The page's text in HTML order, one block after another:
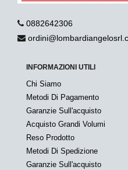
0882642306
INFORMAZIONI UTILI
Chi Siamo
Metodi Di Pagamento
Garanzie Sull'acquisto
Acquisto Grandi Volumi
Reso Prodotto
Metodi Di Spedizione
Garanzie Sull'acquisto